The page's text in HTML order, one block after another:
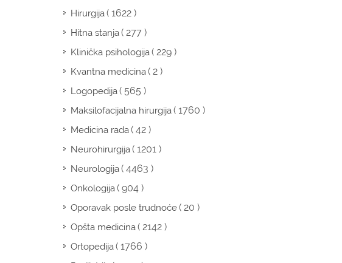
Hirurgija( 1622 )
Hitna stanja( 277 )
Klinička psihologija( 229 )
Kvantna medicina( 2 )
Logopedija( 565 )
Maksilofacijalna hirurgija( 1760 )
Medicina rada( 42 )
Neurohirurgija( 1201 )
Neurologija( 4463 )
Onkologija( 904 )
Oporavak posle trudnoće( 20 )
Opšta medicina( 2142 )
Ortopedija( 1766 )